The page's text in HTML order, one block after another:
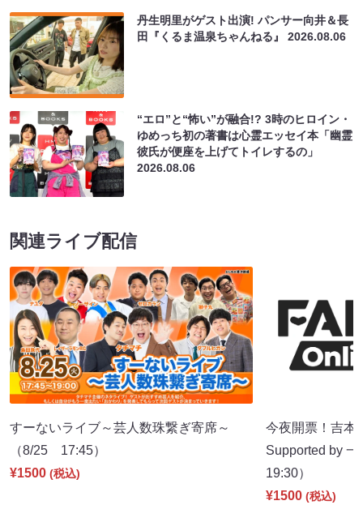
丹生明里がゲスト出演! パンサー向井＆長
田『くるま温泉ちゃんねる』2026.08.06
“エロ”と“怖い”が融合!? 3時のヒロイン・
ゆめっち初の著書は心霊エッセイ本「幽霊
彼氏が便座を上げてトイレするの」
2026.08.06
関連ライブ配信
すーないライブ～芸人数珠繋ぎ寄席～
（8/25 17:45）
¥1500 (税込)
今夜開票！吉本
Supported by
19:30）
¥1500 (税込)